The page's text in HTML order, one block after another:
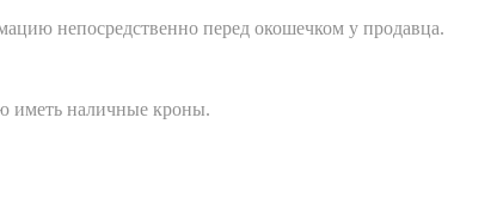
непосредственно перед окошечком у продавца.
иметь наличные кроны.